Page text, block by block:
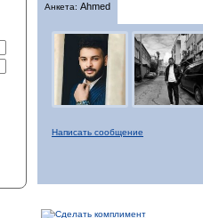
Анкета: Ahmed
Написать сообщение